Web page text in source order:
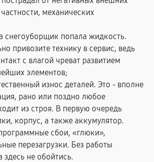
механических
снегоуборщик попала жидкость.
привозите технику в сервис, ведь
с влагой чреват развитием
элементов;
износ деталей. Это - вполне
рано или поздно любое
из строя. В первую очередь
корпус, а также аккумулятор.
сбои, «глюки»,
перезагрузки. Без работы
здесь не обойтись.